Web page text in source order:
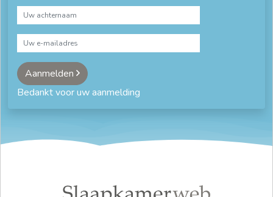
Aanmelden
Bedankt voor uw aanmelding